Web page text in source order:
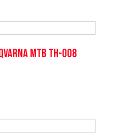
MTB TH-008